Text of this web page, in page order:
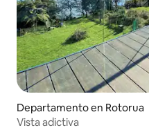
Departamento en Rotorua
Vista adictiva